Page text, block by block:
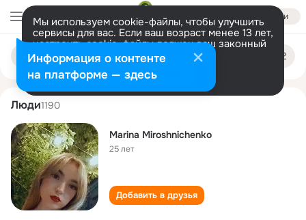
Войти
Мы используем cookie-файлы, чтобы улучшить
сервисы для вас. Если ваш возраст менее 13 лет,
настроить cookie-файлы должен ваш законный
представитель. Больше информации
Разрешить все Настроить
Поиск
людям
marina miroshnichenko
Люди1190
Marina Miroshnichenko
25 лет
Добавить в друзья
Информация о контенте
на платформе — здесь